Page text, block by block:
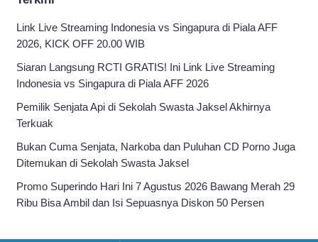
Link Live Streaming Indonesia vs Singapura di Piala AFF
2026, KICK OFF 20.00 WIB
Siaran Langsung RCTI GRATIS! Ini Link Live Streaming
Indonesia vs Singapura di Piala AFF 2026
Pemilik Senjata Api di Sekolah Swasta Jaksel Akhirnya
Terkuak
Bukan Cuma Senjata, Narkoba dan Puluhan CD Porno Juga
Ditemukan di Sekolah Swasta Jaksel
Promo Superindo Hari Ini 7 Agustus 2026 Bawang Merah 29
Ribu Bisa Ambil dan Isi Sepuasnya Diskon 50 Persen